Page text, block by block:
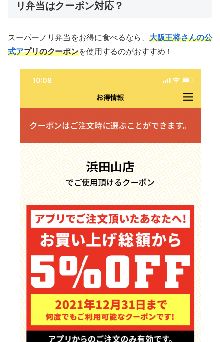
リ弁当はクーポン対応？
スーパーノリ弁当をお得に食べるなら、 大阪王将さんの公
式アプリのクーポンを使用するのがおすすめ！